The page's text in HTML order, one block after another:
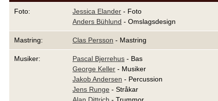
Foto: Jessica Elander - Foto
Anders Bühlund - Omslagsdesign
Mastring: Clas Persson - Mastring
Musiker: Pascal Bjerrehus - Bas
George Keller - Musiker
Jakob Andersen - Percussion
Jens Runge - Stråkar